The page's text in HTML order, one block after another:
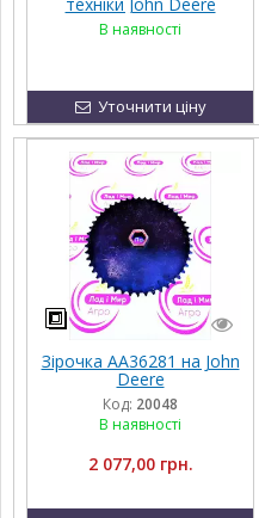
В наявності
Уточнити ціну
Зірочка AA36281 на John
Deere
Код: 20048
В наявності
2 077,00 грн.